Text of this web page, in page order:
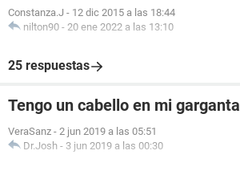
Constanza.J - 12 dic 2015 a las 18:44
nilton90 - 20 ene 2022 a las 13:10
25 respuestas
Tengo un cabello en mi garganta
VeraSanz - 2 jun 2019 a las 05:51
Dr.Josh - 3 jun 2019 a las 00:30